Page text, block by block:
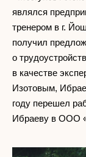
являлся
тренером в г.
получил
о
в качестве
Изотовым,
году перешел
Ибраеву в ООО